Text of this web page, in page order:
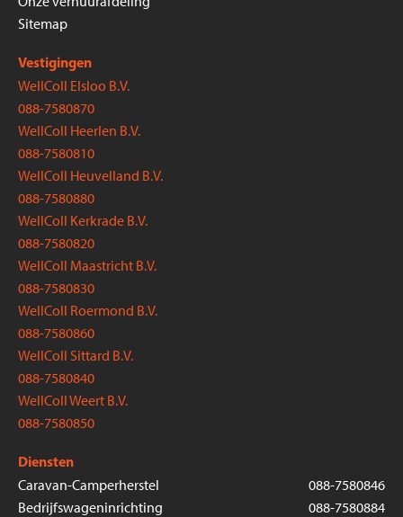
Vestigingen
WellColl Elsloo B.V.
088-7580870
WellColl Heerlen B.V.
088-7580810
WellColl Heuvelland B.V.
088-7580880
WellColl Kerkrade B.V.
088-7580820
WellColl Maastricht B.V.
088-7580830
WellColl Roermond B.V.
088-7580860
WellColl Sittard B.V.
088-7580840
WellColl Weert B.V.
088-7580850
Diensten
Caravan-Camperherstel
088-7580846
Bedrijfswageninrichting
088-7580884
Sitemap